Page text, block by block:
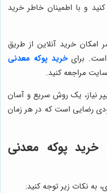
و با اطمینان خاطر خرید
امکان خرید آنلاین از طریق
است. برایخرید پوکه معدنی
مراجعه کنید.
نیاز، یک روش سریع و آسان
رضایی است که در هر زمان
پوکه معدنی
به نکات زیر توجه کنید: